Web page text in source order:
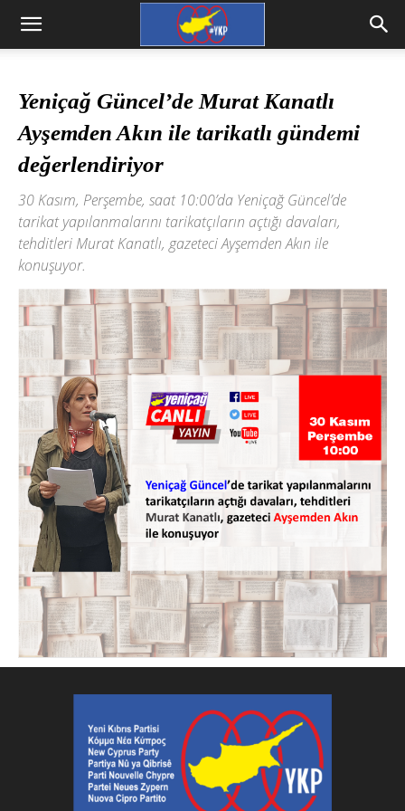
Yeniçağ Güncel’de Murat Kanatlı
Ayşemden Akın ile tarikatlı gündemi
değerlendiriyor
30 Kasım, Perşembe, saat 10:00’da Yeniçağ Güncel’de
tarikat yapılanmalarını tarikatçıların açtığı davaları,
tehditleri Murat Kanatlı, gazeteci Ayşemden Akın ile
konuşuyor.